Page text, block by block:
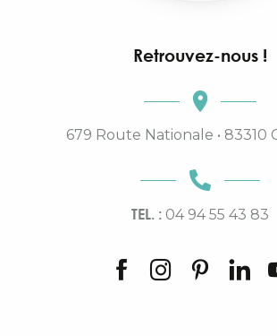
Retrouvez-nous !
679 Route Nationale • 83310
TEL. : 04 94 55 43 83